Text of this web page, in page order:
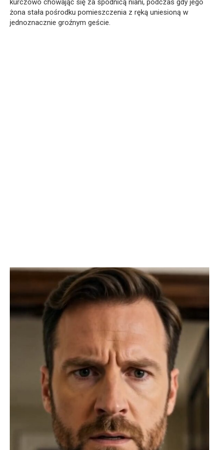
kurczowo chowając się za spódnicą niani, podczas gdy jego
żona stała pośrodku pomieszczenia z ręką uniesioną w
jednoznacznie groźnym geście.